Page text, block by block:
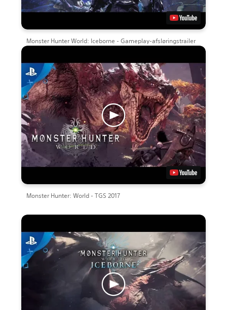
Monster Hunter World: Iceborne - Gameplay-afsløringstrailer
Monster Hunter: World - TGS 2017